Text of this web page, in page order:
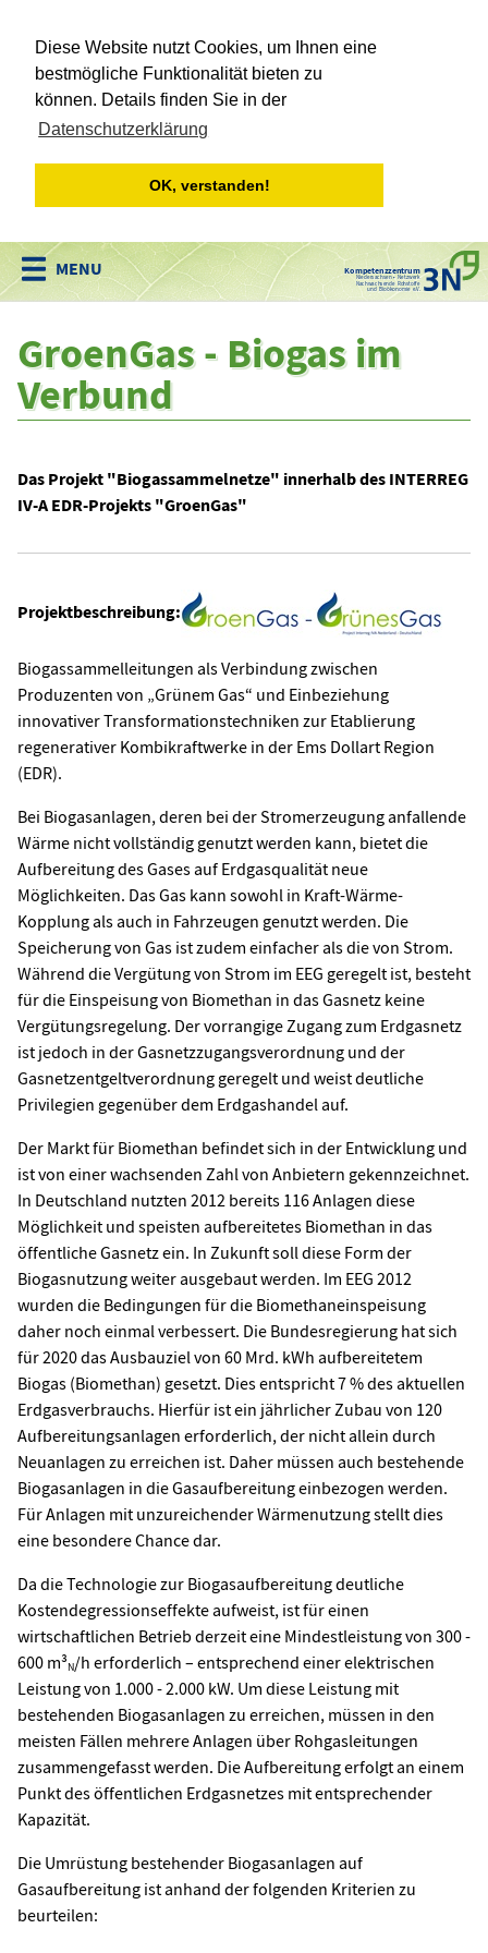
Diese Website nutzt Cookies, um Ihnen eine
bestmögliche Funktionalität bieten zu
können. Details finden Sie in der
Datenschutzerklärung
OK, verstanden!
Kompetenzzentrum
Niedersachsen • Netzwerk
Nachwachsende Rohstoffe
und Bioökonomie e.V.
GroenGas - Biogas im
Verbund
Das Projekt "Biogassammelnetze" innerhalb des INTERREG
IV-A EDR-Projekts "GroenGas"
Projektbeschreibung:
Biogassammelleitungen als Verbindung zwischen
Produzenten von „Grünem Gas“ und Einbeziehung
innovativer Transformationstechniken zur Etablierung
regenerativer Kombikraftwerke in der Ems Dollart Region
(EDR).
Bei Biogasanlagen, deren bei der Stromerzeugung anfallende
Wärme nicht vollständig genutzt werden kann, bietet die
Aufbereitung des Gases auf Erdgasqualität neue
Möglichkeiten. Das Gas kann sowohl in Kraft-Wärme-
Kopplung als auch in Fahrzeugen genutzt werden. Die
Speicherung von Gas ist zudem einfacher als die von Strom.
Während die Vergütung von Strom im EEG geregelt ist, besteht
für die Einspeisung von Biomethan in das Gasnetz keine
Vergütungsregelung. Der vorrangige Zugang zum Erdgasnetz
ist jedoch in der Gasnetzzugangsverordnung und der
Gasnetzentgeltverordnung geregelt und weist deutliche
Privilegien gegenüber dem Erdgashandel auf.
Der Markt für Biomethan befindet sich in der Entwicklung und
ist von einer wachsenden Zahl von Anbietern gekennzeichnet.
In Deutschland nutzten 2012 bereits 116 Anlagen diese
Möglichkeit und speisten aufbereitetes Biomethan in das
öffentliche Gasnetz ein. In Zukunft soll diese Form der
Biogasnutzung weiter ausgebaut werden. Im EEG 2012
wurden die Bedingungen für die Biomethaneinspeisung
daher noch einmal verbessert. Die Bundesregierung hat sich
für 2020 das Ausbauziel von 60 Mrd. kWh aufbereitetem
Biogas (Biomethan) gesetzt. Dies entspricht 7 % des aktuellen
Erdgasverbrauchs. Hierfür ist ein jährlicher Zubau von 120
Aufbereitungsanlagen erforderlich, der nicht allein durch
Neuanlagen zu erreichen ist. Daher müssen auch bestehende
Biogasanlagen in die Gasaufbereitung einbezogen werden.
Für Anlagen mit unzureichender Wärmenutzung stellt dies
eine besondere Chance dar.
Da die Technologie zur Biogasaufbereitung deutliche
Kostendegressionseffekte aufweist, ist für einen
wirtschaftlichen Betrieb derzeit eine Mindestleistung von 300 -
600 m³N/h erforderlich – entsprechend einer elektrischen
Leistung von 1.000 - 2.000 kW. Um diese Leistung mit
bestehenden Biogasanlagen zu erreichen, müssen in den
meisten Fällen mehrere Anlagen über Rohgasleitungen
zusammengefasst werden. Die Aufbereitung erfolgt an einem
Punkt des öffentlichen Erdgasnetzes mit entsprechender
Kapazität.
Die Umrüstung bestehender Biogasanlagen auf
Gasaufbereitung ist anhand der folgenden Kriterien zu
beurteilen: